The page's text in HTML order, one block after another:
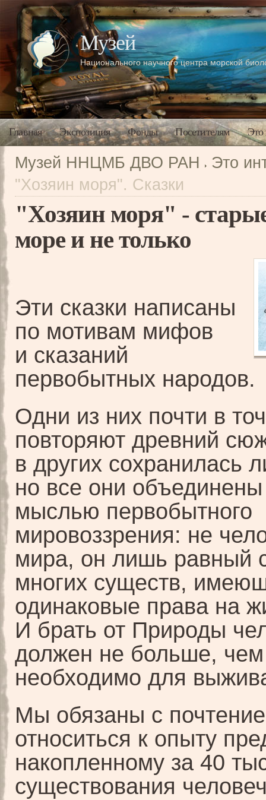
Музей
Национального научного центра морской
Главная Экспозиция Фонды Посетителям Это
Музей ННЦМБ ДВО РАН
Это
"Хозяин моря". Сказки
"Хозяин моря" -
море и не только
Эти сказки написаны
по мотивам мифов
и сказаний
первобытных народов.
Одни из них почти в
повторяют древний
в других сохранилась
но все они
мыслью первобытного
мировоззрения: не
мира, он лишь равный
многих существ,
одинаковые права на
И брать от Природы
должен не больше, чем
необходимо для
Мы обязаны с
относиться к опыту
накопленному за 40
существования